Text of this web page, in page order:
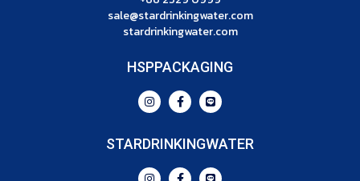
sale@stardrinkingwater.com
stardrinkingwater.com
HSPPACKAGING
STARDRINKINGWATER